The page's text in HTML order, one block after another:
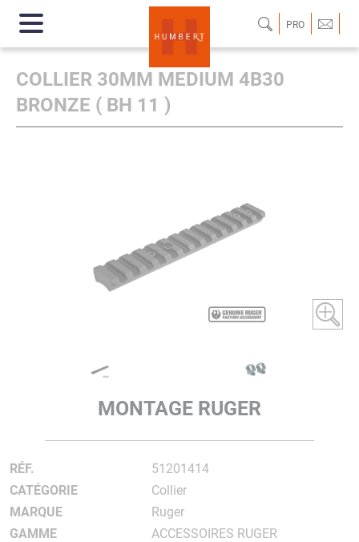
PRO
COLLIER 30MM MEDIUM 4B30
BRONZE ( BH 11 )
MONTAGE RUGER
RÉF.
51201414
CATÉGORIE
Collier
MARQUE
Ruger
GAMME
ACCESSOIRES RUGER